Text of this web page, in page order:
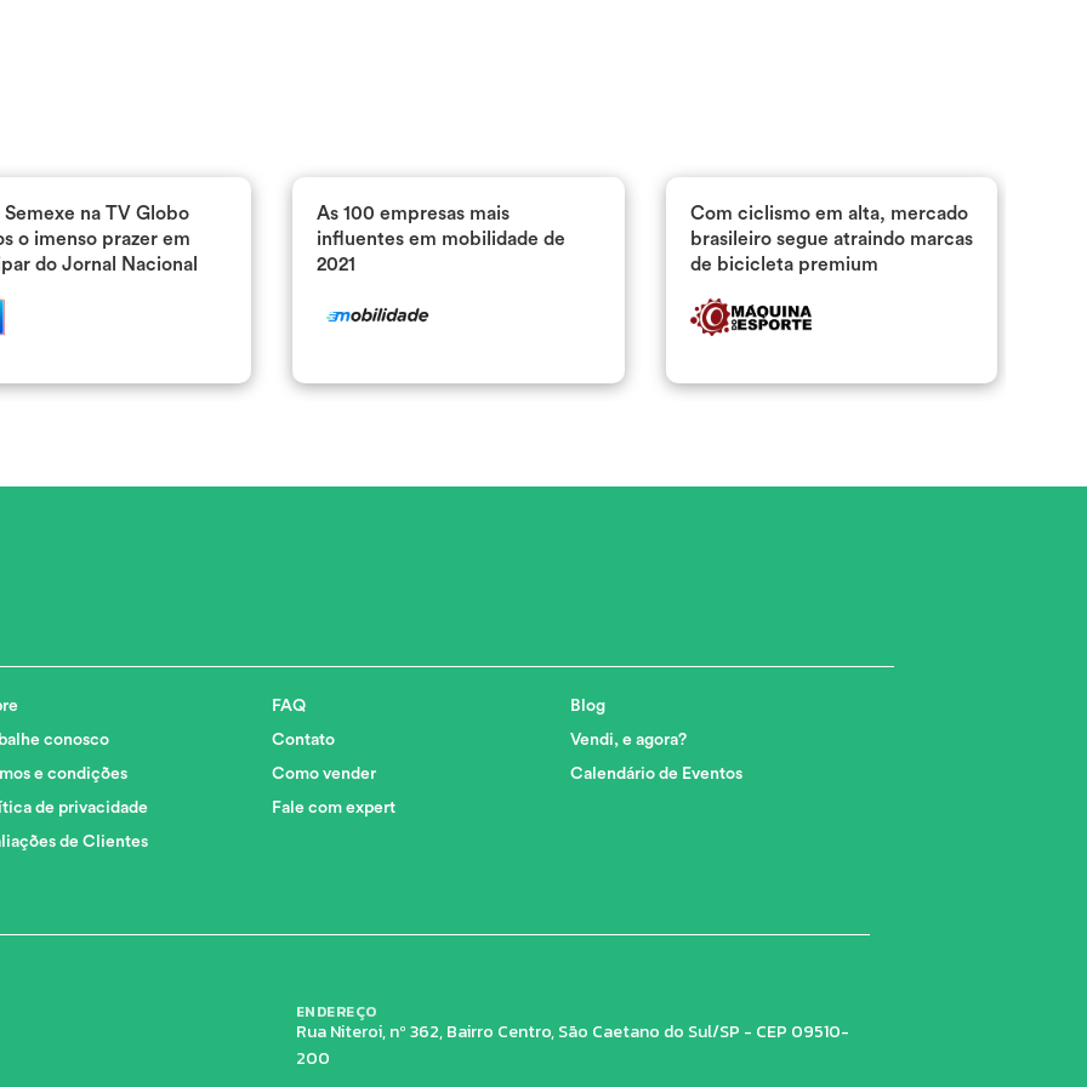
Decathlon lança serviço de
compra e venda de itens
esportivos usados
Olha a Semexe na TV Globo
tivemos o imenso prazer em
participar do Jornal Nacional
As 100 empresas mais
influentes em mobilidade de
2021
conosco
e condições
de privacidade
de Clientes
FAQ
Contato
Como vender
Fale com expert
Blog
Vendi, e agora?
Calendário de Eventos
ENDEREÇO
Rua Niteroi, nº 362, Bairro Centro, São Caetano do Sul/SP - CEP 09510-
200